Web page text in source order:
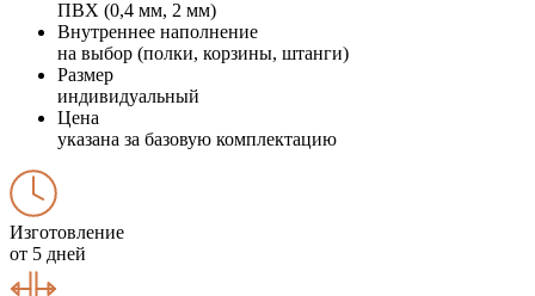
ПВХ (0,4 мм, 2 мм)
Внутреннее наполнение
на выбор (полки, корзины, штанги)
Размер
индивидуальный
Цена
указана за базовую комплектацию
Изготовление
от 5 дней